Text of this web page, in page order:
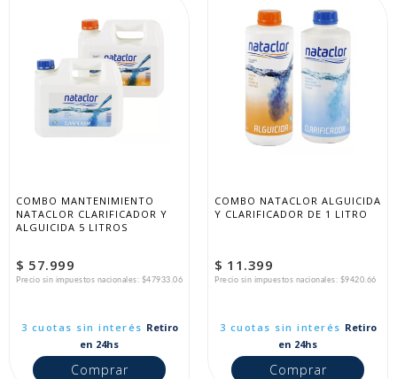
COMBO MANTENIMIENTO
NATACLOR CLARIFICADOR Y
ALGUICIDA 5 LITROS
$ 57.999
Precio sin impuestos nacionales: $47933.06
3 cuotas sin interés Retiro
en 24hs
Comprar
COMBO NATACLOR ALGUICIDA
Y CLARIFICADOR DE 1 LITRO
$ 11.399
Precio sin impuestos nacionales: $9420.66
3 cuotas sin interés Retiro
en 24hs
Comprar